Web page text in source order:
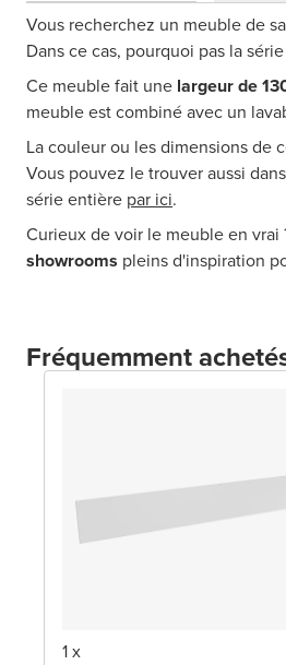
Vous recherchez un meuble de
Dans ce cas, pourquoi pas la série
Ce meuble fait une largeur de
meuble est combiné avec un
La couleur ou les dimensions de
Vous pouvez le trouver aussi
série entière par ici.
Curieux de voir le meuble en
showrooms pleins d'inspiration
Fréquemment
1 x